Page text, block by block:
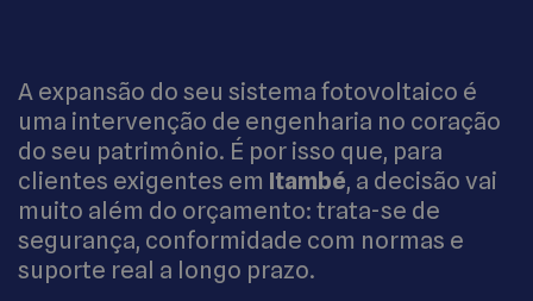
A expansão do seu sistema fotovoltaico é
uma intervenção de engenharia no coração
do seu patrimônio. É por isso que, para
clientes exigentes em Itambé, a decisão vai
muito além do orçamento: trata-se de
segurança, conformidade com normas e
suporte real a longo prazo.